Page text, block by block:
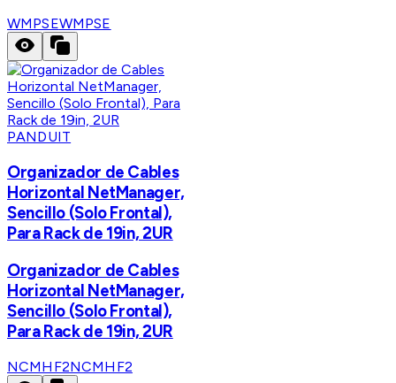
WMPSEWMPSE
PANDUIT
Organizador de Cables
Horizontal NetManager,
Sencillo (Solo Frontal),
Para Rack de 19in, 2UR
Organizador de Cables
Horizontal NetManager,
Sencillo (Solo Frontal),
Para Rack de 19in, 2UR
NCMHF2NCMHF2